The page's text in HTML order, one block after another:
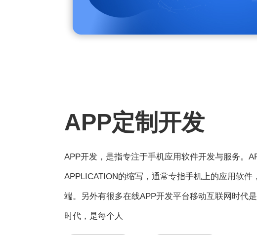
APP定制开发
APP开发，是指专注于手机应用软件开发与服务。
APPLICATION的缩写，通常专指手机上的应用软件
端。另外有很多在线APP开发平台移动互联网时代
时代，是每个人